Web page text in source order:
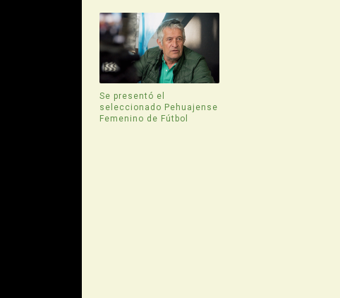
Se presentó el
seleccionado Pehuajense
Femenino de Fútbol